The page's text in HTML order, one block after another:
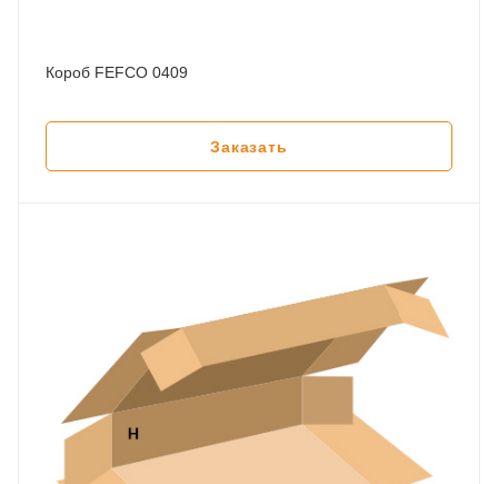
Короб FEFCO 0409
Заказать